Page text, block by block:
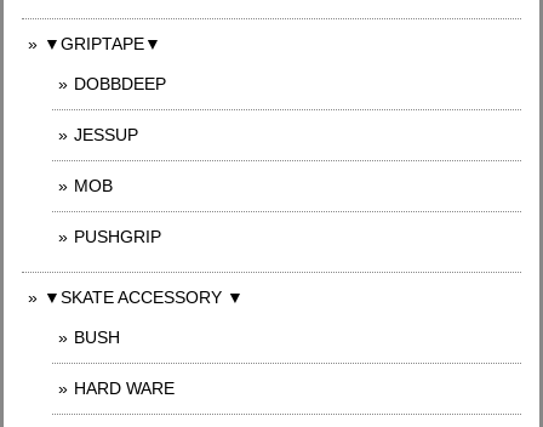
▼GRIPTAPE▼
DOBBDEEP
JESSUP
MOB
PUSHGRIP
▼SKATE ACCESSORY ▼
BUSH
HARD WARE